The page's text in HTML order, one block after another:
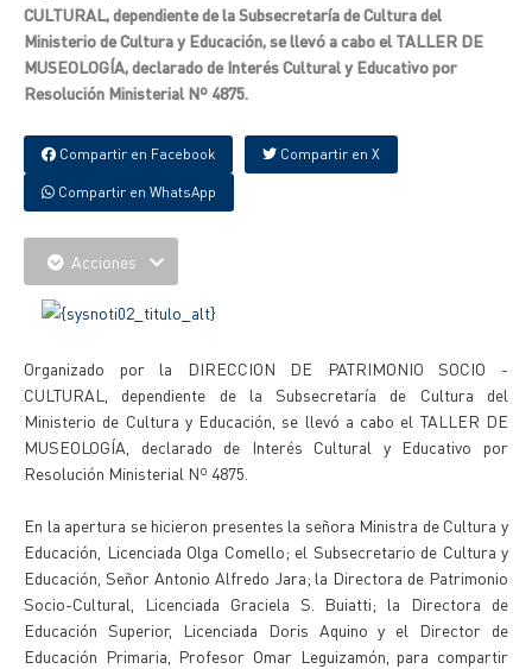
CULTURAL, dependiente de la Subsecretaría de Cultura del
Ministerio de Cultura y Educación, se llevó a cabo el TALLER DE
MUSEOLOGÍA, declarado de Interés Cultural y Educativo por
Resolución Ministerial Nº 4875.
Compartir en Facebook Compartir en X
Compartir en WhatsApp
Acciones
Organizado por la DIRECCION DE PATRIMONIO SOCIO -
CULTURAL, dependiente de la Subsecretaría de Cultura del
Ministerio de Cultura y Educación, se llevó a cabo el TALLER DE
MUSEOLOGÍA, declarado de Interés Cultural y Educativo por
Resolución Ministerial Nº 4875.
En la apertura se hicieron presentes la señora Ministra de Cultura y
Educación, Licenciada Olga Comello; el Subsecretario de Cultura y
Educación, Señor Antonio Alfredo Jara; la Directora de Patrimonio
Socio-Cultural, Licenciada Graciela S. Buiatti; la Directora de
Educación Superior, Licenciada Doris Aquino y el Director de
Educación Primaria, Profesor Omar Leguizamón, para compartir